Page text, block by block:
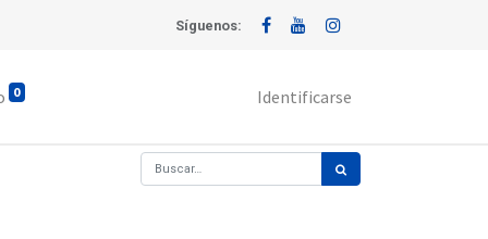
Síguenos:
0 Identificarse